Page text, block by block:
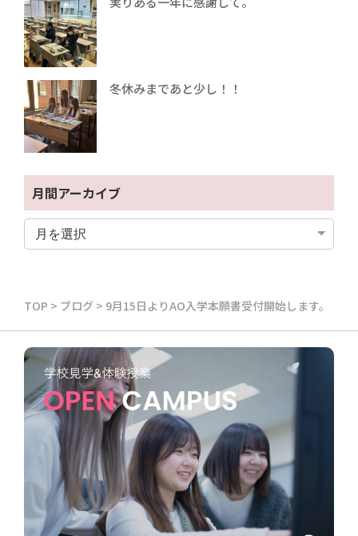
冬休みまであと少し！！
月間アーカイブ
TOP > ブログ > 9月15日よりAO入学本願書受付開始します。